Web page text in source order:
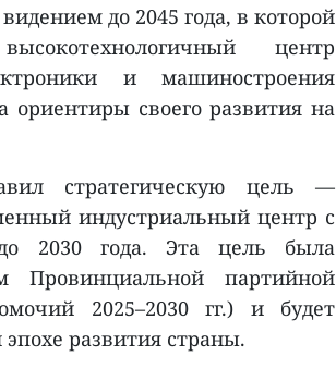
до 2045 года, в которой
центр
и машиностроения
ориентиры своего развития на
стратегическую цель —
индустриальный центр с
2030 года. Эта цель была
Провинциальной партийной
2025–2030 гг.) и будет
развития страны.